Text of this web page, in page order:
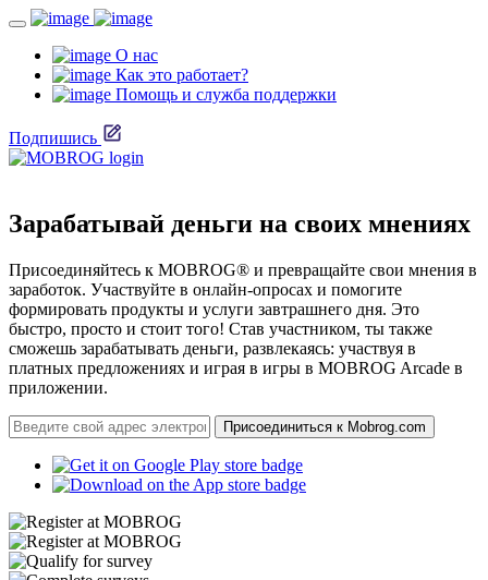
О нас
Как это работает?
Помощь и служба поддержки
Подпишись
Зарабатывай деньги на своих мнениях
Присоединяйтесь к MOBROG® и превращайте свои мнения в
заработок. Участвуйте в онлайн-опросах и помогите
формировать продукты и услуги завтрашнего дня. Это
быстро, просто и стоит того! Став участником, ты также
сможешь зарабатывать деньги, развлекаясь: участвуя в
платных предложениях и играя в игры в MOBROG Arcade в
приложении.
Присоединиться к Mobrog.com